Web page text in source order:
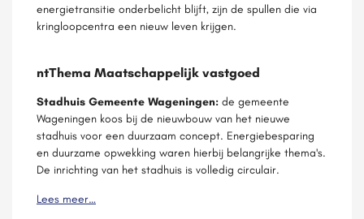
energietransitie onderbelicht blijft, zijn de spullen die via
kringloopcentra een nieuw leven krijgen.
ntThema Maatschappelijk vastgoed
Stadhuis Gemeente Wageningen: de gemeente
Wageningen koos bij de nieuwbouw van het nieuwe
stadhuis voor een duurzaam concept. Energiebesparing
en duurzame opwekking waren hierbij belangrijke thema's.
De inrichting van het stadhuis is volledig circulair.
Lees meer…